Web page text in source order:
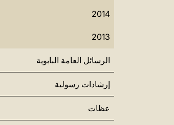
2014
2013
الرسائل العامة البابوية
إرشادات رسولية
عظات